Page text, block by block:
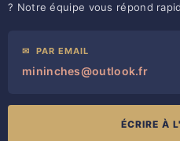
? Notre équipe vous répond
✉ PAR EMAIL
mininches@outlook.fr
ÉCRIRE À